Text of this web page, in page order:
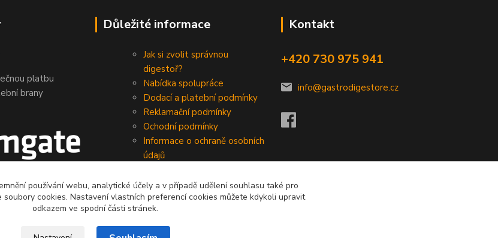
platbu
brany
Důležité informace
Jak si zvolit správnou
digestoř?
Nabídka spolupráce
Dodací a platební podmínky
Reklamační podmínky
Ochodní podmínky
Informace o ochraně osobních
údajů
Kontakt
+420 730 975 941
info@gastrodigestore.cz
používání webu, analytické účely a v případě udělení souhlasu také pro
soubory cookies. Nastavení vlastních preferencí cookies můžete kdykoli upravit
odkazem ve spodní části stránek.